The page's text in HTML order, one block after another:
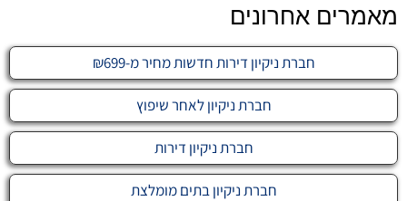
מאמרים אחרונים
חברת ניקיון דירות חדשות מחיר מ-₪699
חברת ניקיון לאחר שיפוץ
חברת ניקיון דירות
חברת ניקיון בתים מומלצת